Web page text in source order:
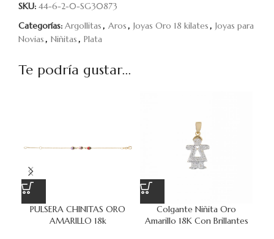
SKU: 44-6-2-0-SG30873
Categorías: Argollitas, Aros, Joyas Oro 18 kilates, Joyas para
Novias, Niñitas, Plata
Te podría gustar...
PULSERA CHINITAS ORO
AMARILLO 18k
Colgante Niñita Oro
Amarillo 18K Con Brillantes